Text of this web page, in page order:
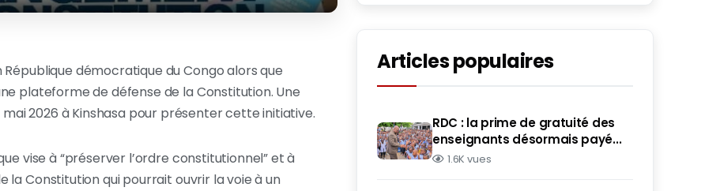
démocratique du Congo alors que
plateforme de défense de la Constitution. Une
2026 à Kinshasa pour présenter cette initiative.
vise à “préserver l’ordre constitutionnel” et à
Constitution qui pourrait ouvrir la voie à un
Articles populaires
RDC : la prime de gratuité des
enseignants désormais payé...
1.6K vues